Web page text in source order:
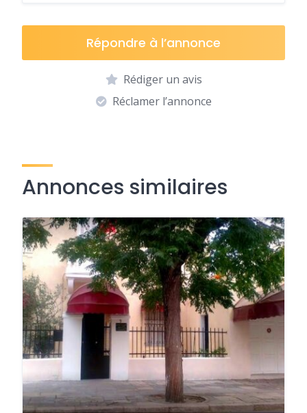
Répondre à l’annonce
Rédiger un avis
Réclamer l’annonce
Annonces similaires